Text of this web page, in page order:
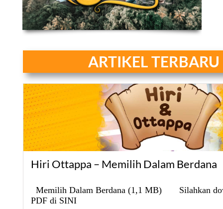
A RTIKEL TERBARU
Hiri Ottappa – Memilih Dalam Berdana
Memilih Dalam Berdana (1,1 MB) Silahkan
PDF di SINI